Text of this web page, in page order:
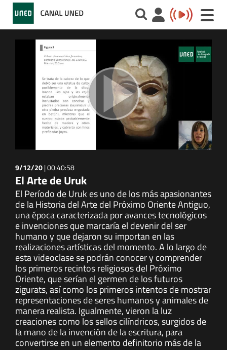
Toggle
9/12/20|00:40:58
El Arte de Uruk
El Período de Uruk es uno de los más apasionantes
de la Historia del Arte del Próximo Oriente Antiguo,
una época caracterizada por avances tecnológicos
e invenciones que marcaría el devenir del ser
humano y que dejaron su importan en las
realizaciones artísticas del momento. A lo largo de
esta videoclase se podrán conocer y comprender
los primeros recintos religiosos del Próximo
Oriente, que serían el germen de los futuros
zigurats, así como los primeros intentos de mostrar
representaciones de seres humanos y animales de
manera realista. Igualmente, vieron la luz
creaciones como los sellos cilíndricos, surgidos de
la mano de la invención de la escritura, para
convertirse en un elemento definitorio más de la